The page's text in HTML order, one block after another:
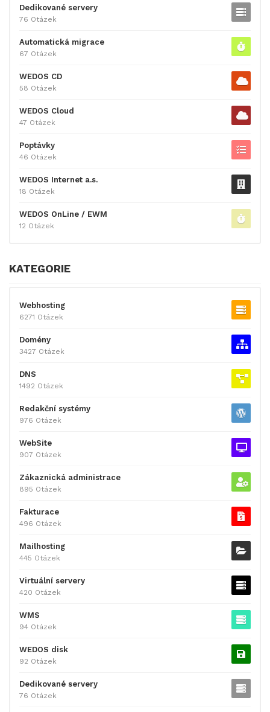
Dedikované servery
76 Otázek
Automatická migrace
67 Otázek
WEDOS CD
58 Otázek
WEDOS Cloud
47 Otázek
Poptávky
46 Otázek
WEDOS Internet a.s.
18 Otázek
WEDOS OnLine / EWM
12 Otázek
KATEGORIE
Webhosting
6271 Otázek
Domény
3427 Otázek
DNS
1492 Otázek
Redakční systémy
976 Otázek
WebSite
907 Otázek
Zákaznická administrace
895 Otázek
Fakturace
496 Otázek
Mailhosting
445 Otázek
Virtuální servery
420 Otázek
WMS
94 Otázek
WEDOS disk
92 Otázek
Dedikované servery
76 Otázek